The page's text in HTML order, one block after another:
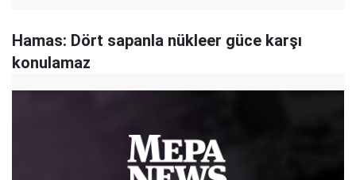
Hamas: Dört sapanla nükleer güce karşı
konulamaz